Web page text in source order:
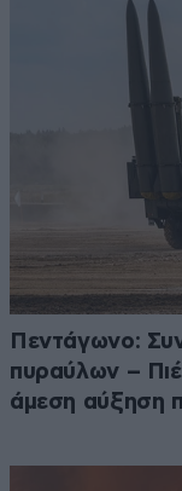
Πεντάγωνο:
πυραύλων –
άμεση αύξηση